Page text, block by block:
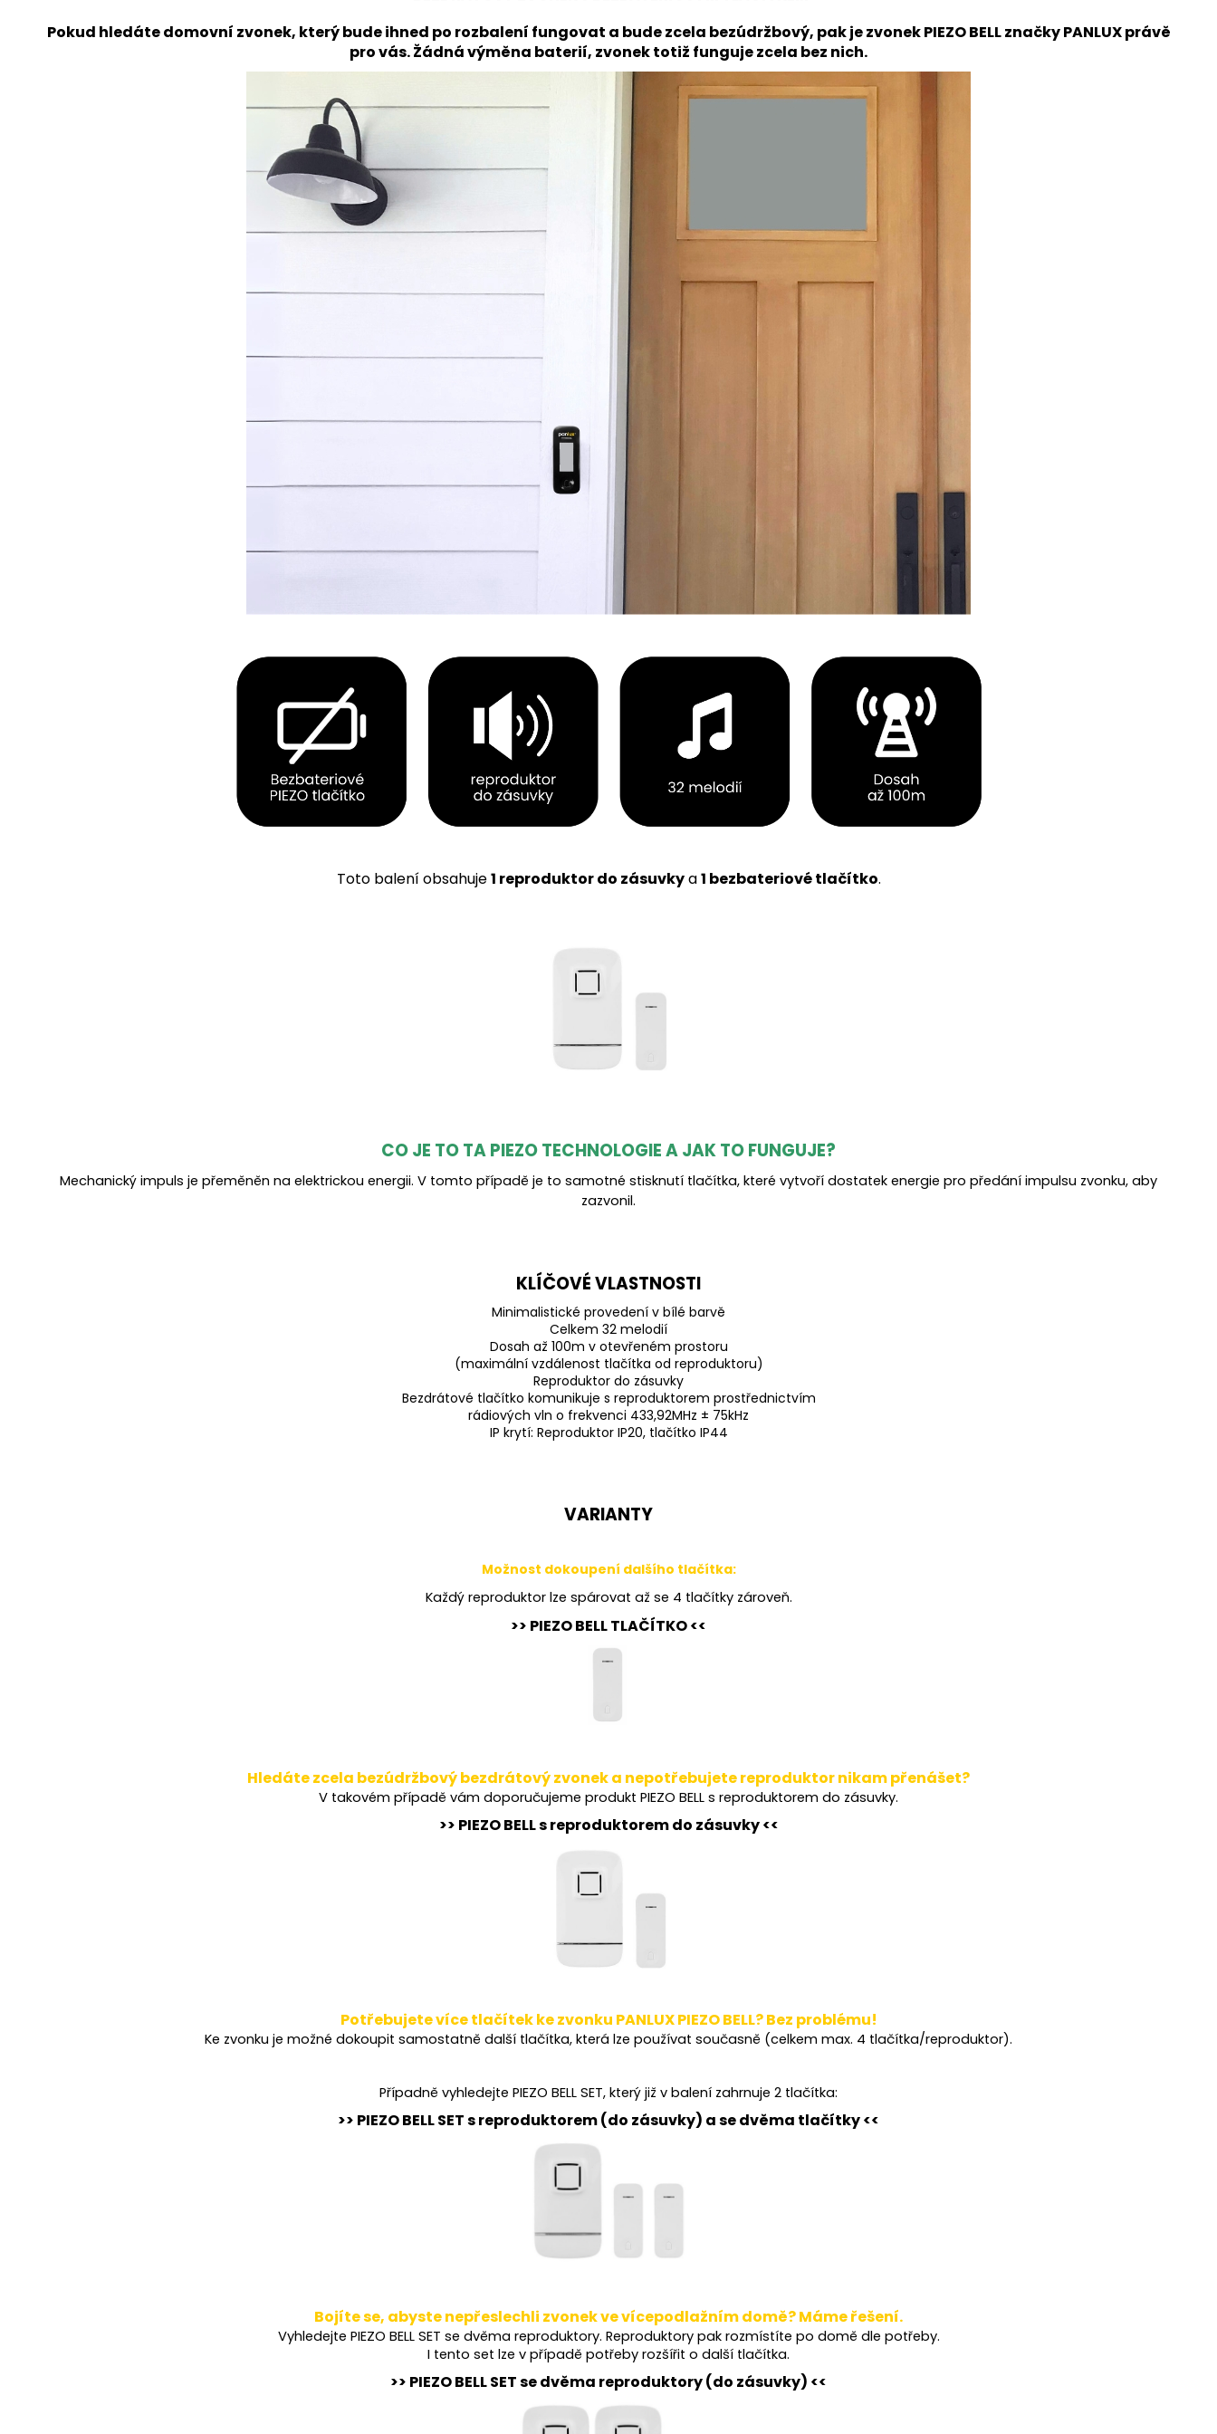
Pokud hledáte domovní zvonek, který bude ihned po rozbalení fungovat a bude zcela bezúdržbový, pak je zvonek PIEZO BELL značky PANLUX právě
pro vás. Žádná výměna baterií, zvonek totiž funguje zcela bez nich.
Toto balení obsahuje1 reproduktor do zásuvkya1 bezbateriové tlačítko.
CO JE TO TA PIEZO TECHNOLOGIE A JAK TO FUNGUJE?
Mechanický impuls je přeměněn na elektrickou energii. V tomto případě je to samotné stisknutí tlačítka, které vytvoří dostatek energie pro předání impulsu zvonku, aby
zazvonil.
KLÍČOVÉ VLASTNOSTI
Minimalistické provedení v bílé barvě
Celkem 32 melodií
Dosah až 100m v otevřeném prostoru
(maximální vzdálenost tlačítka od reproduktoru)
Reproduktor do zásuvky
Bezdrátové tlačítko komunikuje s reproduktorem prostřednictvím
rádiových vln o frekvenci 433,92MHz ± 75kHz
IP krytí: Reproduktor IP20, tlačítko IP44
VARIANTY
Možnost dokoupení dalšího tlačítka:
Každý reproduktor lze spárovat až se 4 tlačítky zároveň.
>> PIEZO BELL TLAČÍTKO <<
Hledáte zcela bezúdržbový bezdrátový zvonek a nepotřebujete reproduktor nikam přenášet?
V takovém případě vám doporučujeme produkt PIEZO BELL s reproduktorem do zásuvky.
>> PIEZO BELL s reproduktorem do zásuvky <<
Potřebujete více tlačítek ke zvonku PANLUX PIEZO BELL? Bez problému!
Ke zvonku je možné dokoupit samostatně další tlačítka, která lze používat současně (celkem max. 4 tlačítka/reproduktor).
Případně vyhledejte PIEZO BELL SET, který již v balení zahrnuje 2 tlačítka:
>> PIEZO BELL SET s reproduktorem (do zásuvky) a se dvěma tlačítky <<
Bojíte se, abyste nepřeslechli zvonek ve vícepodlažním domě? Máme řešení.
Vyhledejte PIEZO BELL SET se dvěma reproduktory. Reproduktory pak rozmístíte po domě dle potřeby.
I tento set lze v případě potřeby rozšířit o další tlačítka.
>> PIEZO BELL SET se dvěma reproduktory (do zásuvky) <<